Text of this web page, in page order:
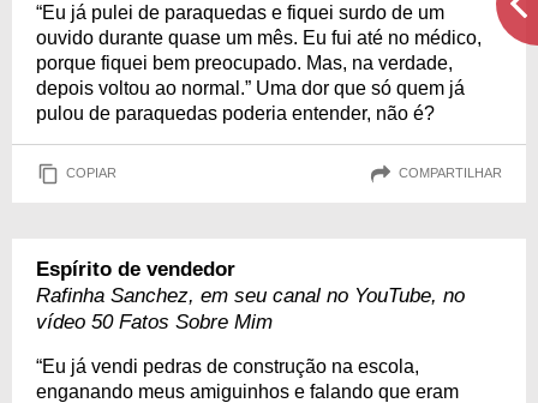
“Eu já pulei de paraquedas e fiquei surdo de um
ouvido durante quase um mês. Eu fui até no médico,
porque fiquei bem preocupado. Mas, na verdade,
depois voltou ao normal.” Uma dor que só quem já
pulou de paraquedas poderia entender, não é?
COPIAR COMPARTILHAR
Espírito de vendedor
Rafinha Sanchez, em seu canal no YouTube, no
vídeo 50 Fatos Sobre Mim
“Eu já vendi pedras de construção na escola,
enganando meus amiguinhos e falando que eram